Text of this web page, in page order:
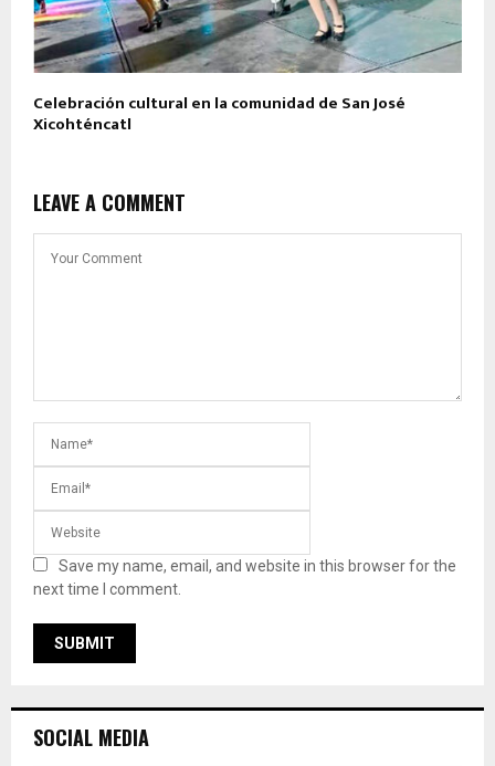
Celebración cultural en la comunidad de San José
Xicohténcatl
LEAVE A COMMENT
Save my name, email, and website in this browser for the
next time I comment.
SOCIAL MEDIA